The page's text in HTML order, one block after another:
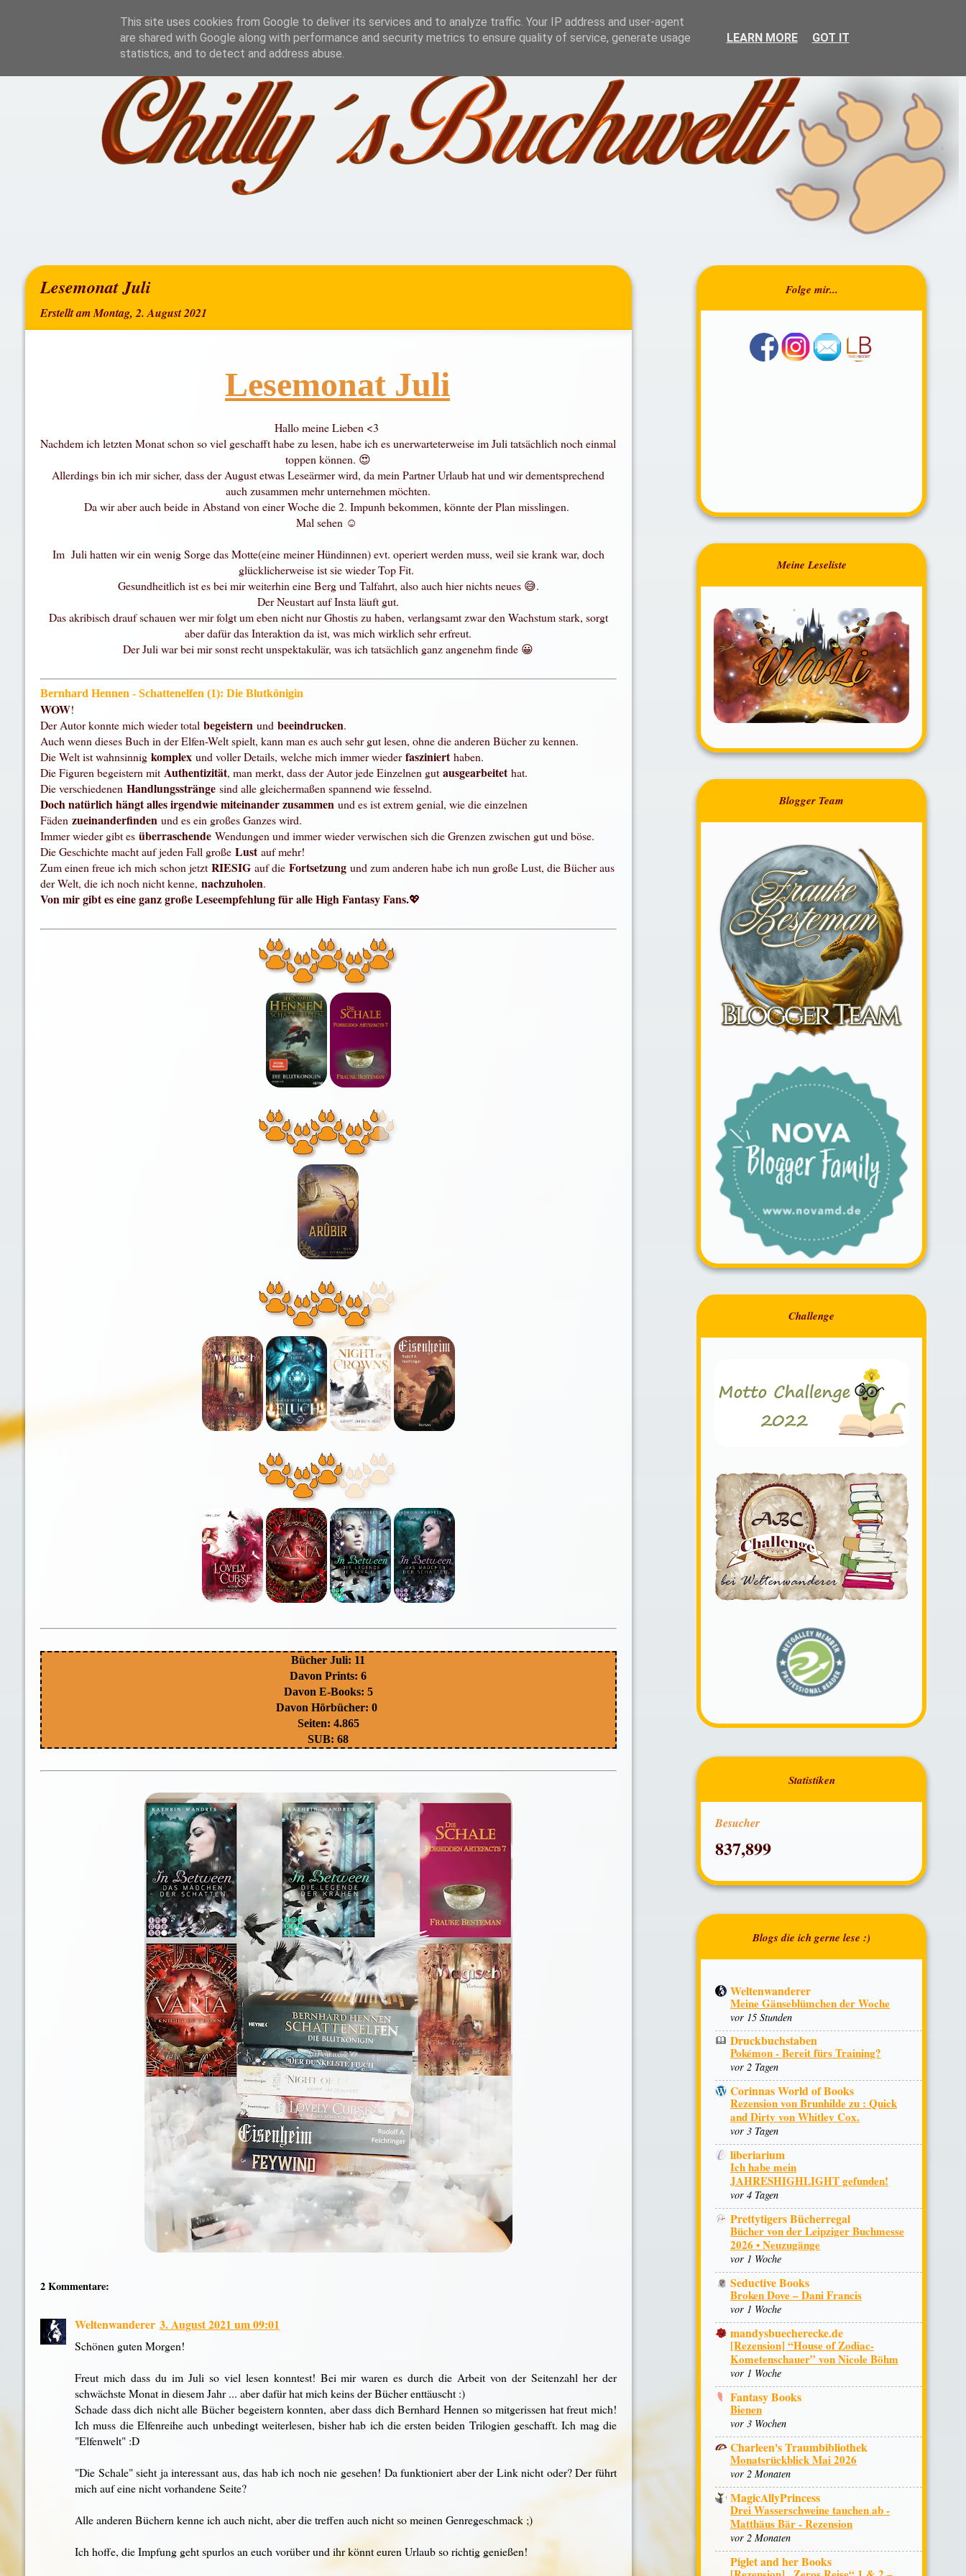
Lesemonat Juli
Erstellt am Montag, 2. August 2021
Lesemonat Juli
Hallo meine Lieben <3
Nachdem ich letzten Monat schon so viel geschafft habe zu lesen, habe ich es unerwarteterweise im Juli tatsächlich noch einmal
toppen können. 😍
Allerdings bin ich mir sicher, dass der August etwas Leseärmer wird, da mein Partner Urlaub hat und wir dementsprechend
auch zusammen mehr unternehmen möchten.
Da wir aber auch beide in Abstand von einer Woche die 2. Impunh bekommen, könnte der Plan misslingen.
Mal sehen ☺️
Im Juli hatten wir ein wenig Sorge das Motte(eine meiner Hündinnen) evt. operiert werden muss, weil sie krank war, doch
glücklicherweise ist sie wieder Top Fit.
Gesundheitlich ist es bei mir weiterhin eine Berg und Talfahrt, also auch hier nichts neues 😅.
Der Neustart auf Insta läuft gut.
Das akribisch drauf schauen wer mir folgt um eben nicht nur Ghostis zu haben, verlangsamt zwar den Wachstum stark, sorgt
aber dafür das Interaktion da ist, was mich wirklich sehr erfreut.
Der Juli war bei mir sonst recht unspektakulär, was ich tatsächlich ganz angenehm finde 😀
Bernhard Hennen - Schattenelfen (1): Die Blutkönigin
WOW!
Der Autor konnte mich wieder totalbegeisternundbeeindrucken.
Auch wenn dieses Buch in der Elfen-Welt spielt, kann man es auch sehr gut lesen, ohne die anderen Bücher zu kennen.
Die Welt ist wahnsinnigkomplexund voller Details, welche mich immer wiederfaszinierthaben.
Die Figuren begeistern mit Authentizität, man merkt, dass der Autor jede Einzelnen gutausgearbeitethat.
Die verschiedenenHandlungssträngesind alle gleichermaßen spannend wie fesselnd.
Doch natürlich hängt alles irgendwie miteinander zusammen und es ist extrem genial, wie die einzelnen
Fädenzueinanderfindenund es ein großes Ganzes wird.
Immer wieder gibt esüberraschendeWendungen und immer wieder verwischen sich die Grenzen zwischen gut und böse.
Die Geschichte macht auf jeden Fall großeLustauf mehr!
Zum einen freue ich mich schon jetztRIESIGauf dieFortsetzungund zum anderen habe ich nun große Lust, die Bücher aus
der Welt, die ich noch nicht kenne,nachzuholen.
Von mir gibt es eine ganz große Leseempfehlung für alle High Fantasy Fans.💖
Bücher Juli: 11
Davon Prints: 6
Davon E-Books: 5
Davon Hörbücher: 0
Seiten: 4.865
SUB: 68
2 Kommentare:
Weltenwanderer 3. August 2021 um 09:01
Schönen guten Morgen!
Freut mich dass du im Juli so viel lesen konntest! Bei mir waren es durch die Arbeit von der Seitenzahl her der
schwächste Monat in diesem Jahr ... aber dafür hat mich keins der Bücher enttäuscht :)
Schade dass dich nicht alle Bücher begeistern konnten, aber dass dich Bernhard Hennen so mitgerissen hat freut mich!
Ich muss die Elfenreihe auch unbedingt weiterlesen, bisher hab ich die ersten beiden Trilogien geschafft. Ich mag die
"Elfenwelt" :D
"Die Schale" sieht ja interessant aus, das hab ich noch nie gesehen! Da funktioniert aber der Link nicht oder? Der führt
mich auf eine nicht vorhandene Seite?
Alle anderen Büchern kenne ich auch nicht, aber die treffen auch nicht so meinen Genregeschmack ;)
Ich hoffe, die Impfung geht spurlos an euch vorüber und ihr könnt euren Urlaub so richtig genießen!
Rezensionen Challenge Lesestatistik Blog Aktionen Jahresrückblick
Besucher
837,899
Weltenwanderer
Meine Gänseblümchen der Woche
vor 15 Stunden
Druckbuchstaben
Pokémon - Bereit fürs Training?
vor 2 Tagen
Corinnas World of Books
Rezension von Brunhilde zu : Quick
and Dirty von Whitley Cox.
vor 3 Tagen
liberiarium
Ich habe mein
JAHRESHIGHLIGHT gefunden!
vor 4 Tagen
Prettytigers Bücherregal
Bücher von der Leipziger Buchmesse
2026 • Neuzugänge
vor 1 Woche
Seductive Books
Broken Dove – Dani Francis
vor 1 Woche
mandysbuecherecke.de
[Rezension] “House of Zodiac-
Kometenschauer” von Nicole Böhm
vor 1 Woche
Fantasy Books
Bienen
vor 3 Wochen
Charleen's Traumbibliothek
Monatsrückblick Mai 2026
vor 2 Monaten
MagicAllyPrincess
Drei Wasserschweine tauchen ab -
Matthäus Bär - Rezension
vor 2 Monaten
Piglet and her Books
This site uses cookies from Google to deliver its services and to analyze traffic. Your IP address and user-agent
are shared with Google along with performance and security metrics to ensure quality of service, generate usage
statistics, and to detect and address abuse.
LEARN MORE GOT IT